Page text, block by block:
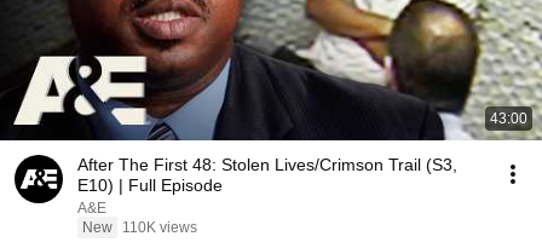
43:00
After The First 48: Stolen Lives/Crimson Trail (S3,
E10) | Full Episode
A&E
New
110K views